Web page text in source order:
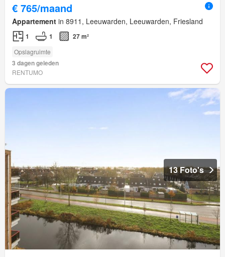
€ 765/maand
Appartement in 8911, Leeuwarden, Leeuwarden, Friesland
1 1 27 m²
Opslagruimte
3 dagen geleden
RENTUMO
13 Foto's